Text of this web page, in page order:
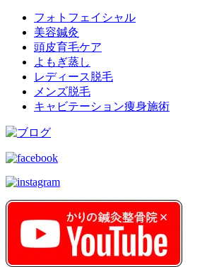
フォトフェイシャル
美容鍼灸
頭皮育毛ケア
よもぎ蒸し
レディース脱毛
メンズ脱毛
キャビテーション痩身施術